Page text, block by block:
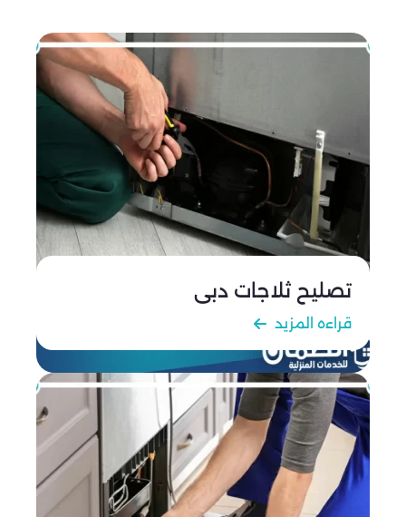
تعمل على كشف الأعطال بسهولة تامة.
بالإضافة إلى أنه يتم تغيير الأنابيب والموتور أو أي جزء
تالف بها بأخر جديد حتى تعمل الثلاجة بنفس كفاءتها.
كما نقوم بعمل اختبار لنسبة الفريون الموجودة داخل
الثلاجة وإذا كانت بحاجة للشحن يقوم فريق العمل
بشحنها.
حيث نوفر أفضل وأجود أنواع الفريون المستخدمة
عالميًا المعروف بنقائه وكفاءته في العمل.
تصليح ثلاجات الشارقة 24 ساعة
نوفر خدماتنا بشكل متواصل على مدار اليوم حتى لا ندع
فرصة لزيادة مدة عطل الثلاجة الذي ينتج عنه الكثير من
التلفيات للأطعمة.
ساعة لتلقي اتصالك والعمل على إرسال فريق الدعم
الفني إليك مباشرة عبر اتصالك.
كما أن فريق العمل لدينا مجهز على طوال الوقت بكافة
المعدات والأدوات التي يمكن أن يحتاجها لتنفيذ عملية
التصليح.
بالإضافة إلى أننا لا نفرض الكثير من الأموال على تلك
الخدمات الطارئة بل أننا نتعامل معها مثل عملات
الصيانة الأخرى.
تصليح ثلاجات دبي
قراءه المزيد